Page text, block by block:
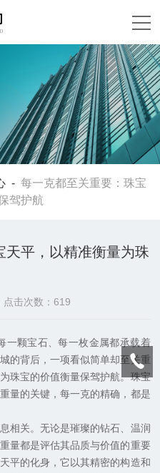
-每一克都至关重要：珠宝
驾护航
天平，以精准衡量为珠
点击次数：619
颗宝石、每一枚金属都承载着
的背后，一项看似简单却至关重
珠宝的价值衡量保驾护航。珠宝
量的关键，每一克的精确，都是
关。无论是璀璨的钻石、温润
量都是评估其品质与价值的重要
平的化身，它以其精密的构造和